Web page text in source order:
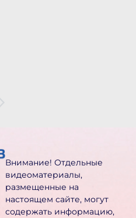
Внимание! Отдельные
видеоматериалы,
размещенные на
настоящем сайте, могут
содержать информацию,